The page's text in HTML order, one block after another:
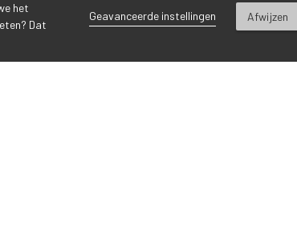
het
Dat
Geavanceerde instellingen Afwijzen